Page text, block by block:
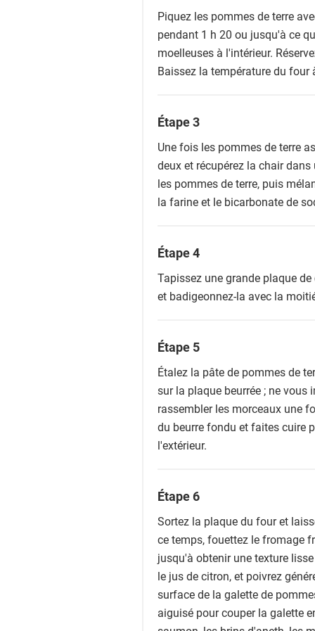
Piquez les pommes de terre
pendant 1 h 20 ou jusqu'à ce
moelleuses à l'intérieur.
Baissez la température du four
Étape 3
Une fois les pommes de terre
deux et récupérez la chair
les pommes de terre, puis
la farine et le bicarbonate de
Étape 4
Tapissez une grande plaque
et badigeonnez-la avec la
Étape 5
Étalez la pâte de pommes de
sur la plaque beurrée ; ne
rassembler les morceaux une
du beurre fondu et faites cuire
l'extérieur.
Étape 6
Sortez la plaque du four et
ce temps, fouettez le fromage
jusqu'à obtenir une texture
le jus de citron, et poivrez
surface de la galette de
aiguisé pour couper la galette